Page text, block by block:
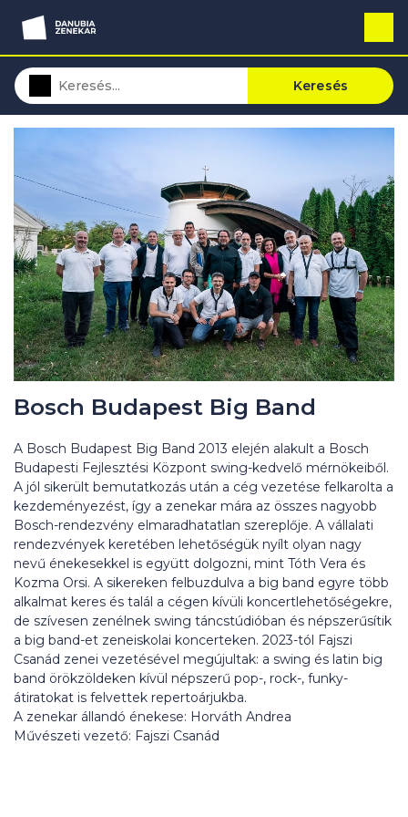
Keresés
Bosch Budapest Big Band
A Bosch Budapest Big Band 2013 elején alakult a Bosch
Budapesti Fejlesztési Központ swing-kedvelő mérnökeiből.
A jól sikerült bemutatkozás után a cég vezetése felkarolta a
kezdeményezést, így a zenekar mára az összes nagyobb
Bosch-rendezvény elmaradhatatlan szereplője. A vállalati
rendezvények keretében lehetőségük nyílt olyan nagy
nevű énekesekkel is együtt dolgozni, mint Tóth Vera és
Kozma Orsi. A sikereken felbuzdulva a big band egyre több
alkalmat keres és talál a cégen kívüli koncertlehetőségekre,
de szívesen zenélnek swing táncstúdióban és népszerűsítik
a big band-et zeneiskolai koncerteken. 2023-tól Fajszi
Csanád zenei vezetésével megújultak: a swing és latin big
band örökzöldeken kívül népszerű pop-, rock-, funky-
átiratokat is felvettek repertoárjukba.
A zenekar állandó énekese: Horváth Andrea
Művészeti vezető: Fajszi Csanád